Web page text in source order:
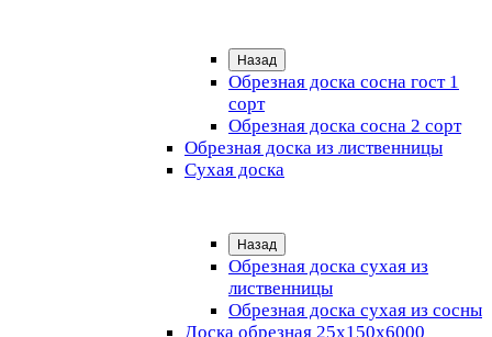
Назад
Обрезная доска сосна гост 1
сорт
Обрезная доска сосна 2 сорт
Обрезная доска из лиственницы
Сухая доска
Назад
Обрезная доска сухая из
лиственницы
Обрезная доска сухая из сосны
Доска обрезная 25х150х6000